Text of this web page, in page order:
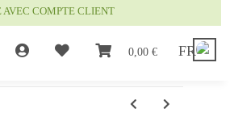
AVEC COMPTE CLIENT
0,00 € FR